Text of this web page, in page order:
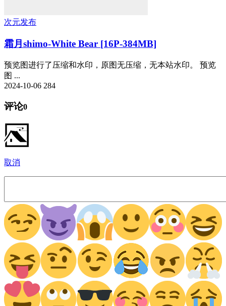
次元发布
霜月shimo-White Bear [16P-384MB]
预览图进行了压缩和水印，原图无压缩，无本站水印。 预览
图 ...
2024-10-06 284
评论0
取消